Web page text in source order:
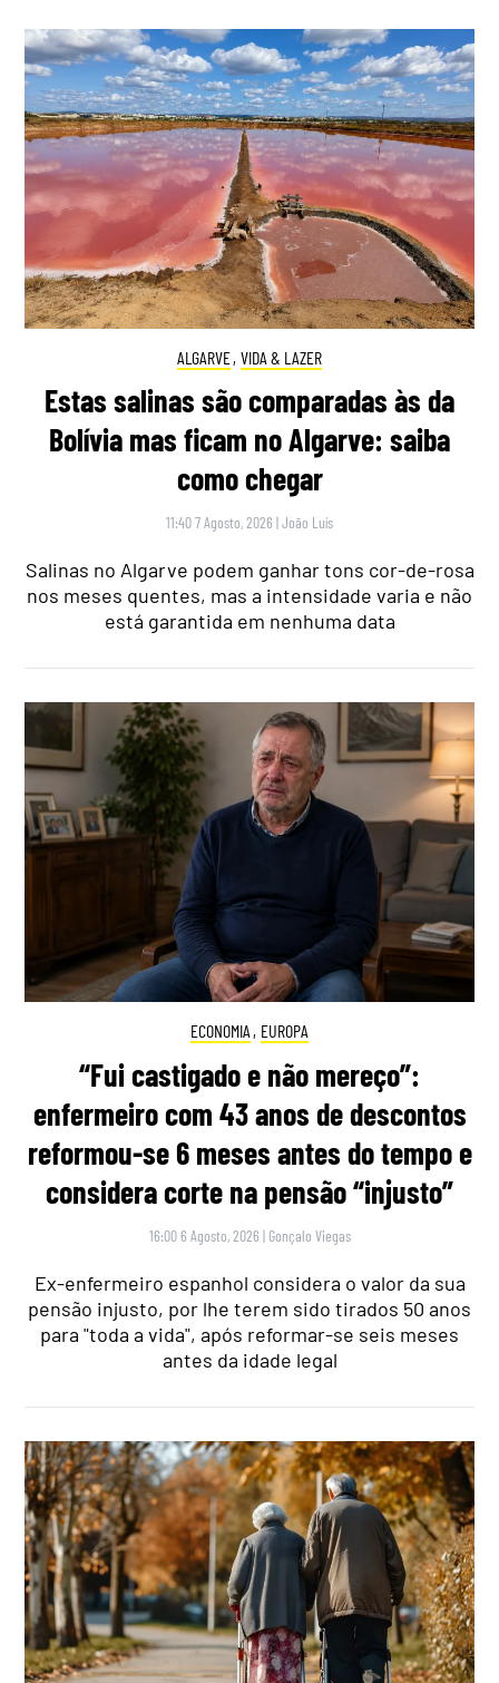
ALGARVE, VIDA & LAZER
Estas salinas são comparadas às da
Bolívia mas ficam no Algarve: saiba
como chegar
11:40 7 Agosto, 2026 |João Luís
Salinas no Algarve podem ganhar tons cor-de-rosa
nos meses quentes, mas a intensidade varia e não
está garantida em nenhuma data
ECONOMIA , EUROPA
“Fui castigado e não mereço”:
enfermeiro com 43 anos de descontos
reformou-se 6 meses antes do tempo e
considera corte na pensão “injusto”
16:00 6 Agosto, 2026 | Gonçalo Viegas
Ex-enfermeiro espanhol considera o valor da sua
pensão injusto, por lhe terem sido tirados 50 anos
para "toda a vida", após reformar-se seis meses
antes da idade legal